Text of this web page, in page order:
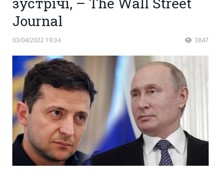
Journal
03/04/2022 19:34 3847